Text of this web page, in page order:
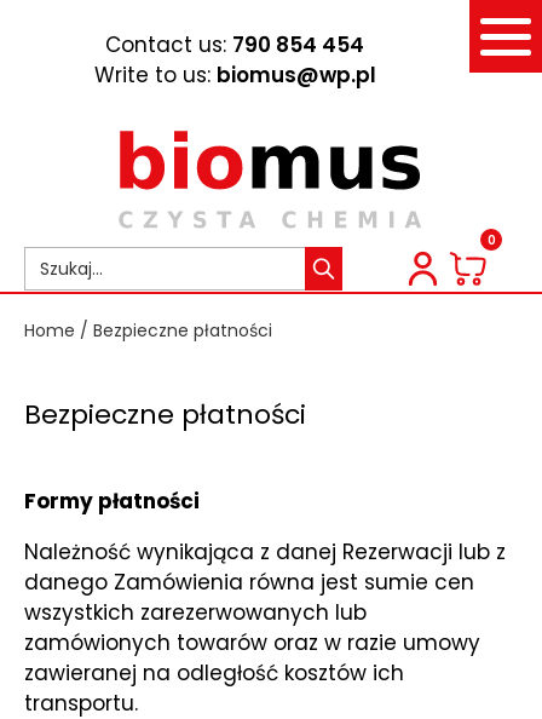
Contact us: 790 854 454
Write to us: biomus@wp.pl
0
Home / Bezpieczne płatności
Bezpieczne płatności
Formy płatności
Należność wynikająca z danej Rezerwacji lub z
danego Zamówienia równa jest sumie cen
wszystkich zarezerwowanych lub
zamówionych towarów oraz w razie umowy
zawieranej na odległość kosztów ich
transportu.